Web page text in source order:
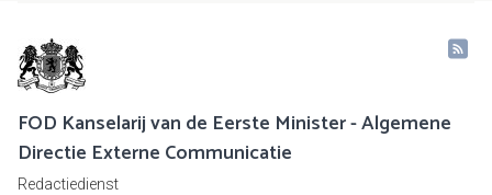
FOD Kanselarij van de Eerste Minister - Algemene
Directie Externe Communicatie
Redactiedienst